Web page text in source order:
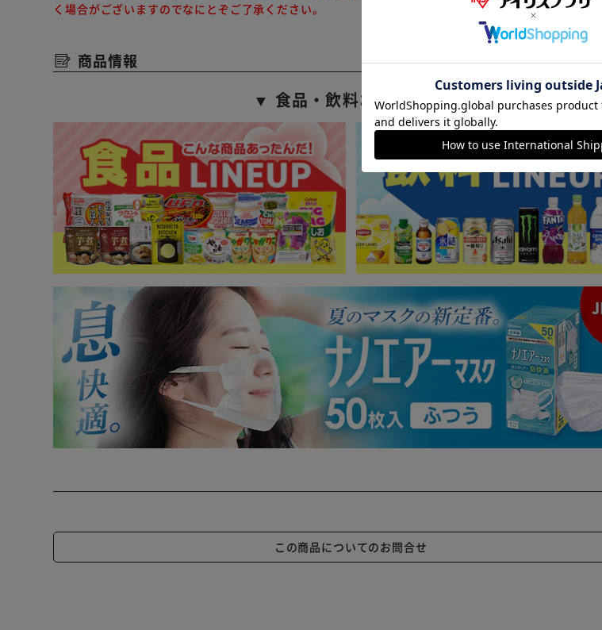
く場合がございますのでなにとぞご了承ください。
商品情報
▼ 食品・飲料おすすめ ▼
この商品についてのお問合せ
※ご確認ください